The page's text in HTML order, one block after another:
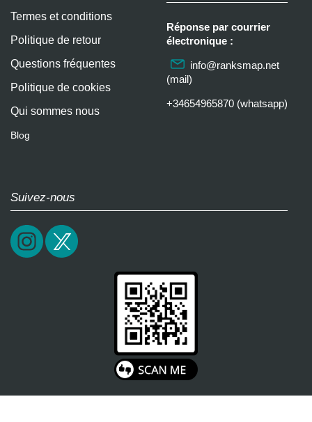
Termes et conditions
Politique de retour
Questions fréquentes
Politique de cookies
Qui sommes nous
Blog
Réponse par courrier
électronique :
info@ranksmap.net
(mail)
+34654965870 (whatsapp)
Suivez-nous